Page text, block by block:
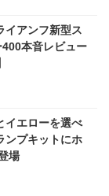
アンフ新型ス
本音レビュー
イエローを選べ
ンプキットにホ
場